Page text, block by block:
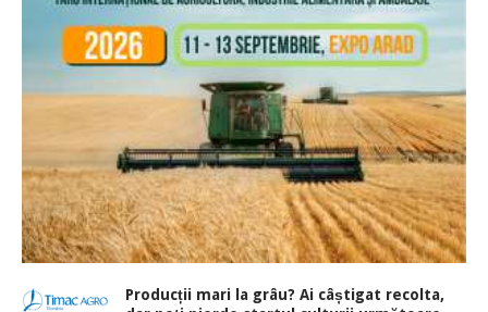
Producții mari la grâu? Ai câștigat recolta,